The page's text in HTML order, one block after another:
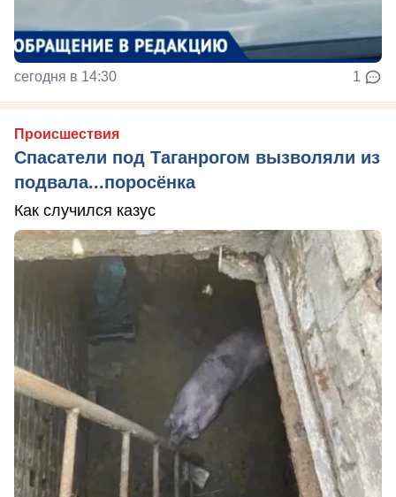
сегодня в 14:30 1
Происшествия
Спасатели под Таганрогом вызволяли из
подвала...поросёнка
Как случился казус